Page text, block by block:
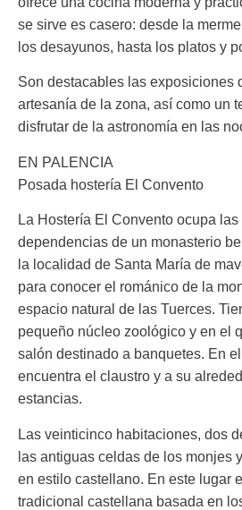
se sirve es casero: desde la
los desayunos, hasta los platos y
Son destacables las exposiciones
artesanía de la zona, así como un
disfrutar de la astronomía en las
EN PALENCIA
Posada hostería El Convento
La Hostería El Convento ocupa
dependencias de un monasterio
la localidad de Santa María de
para conocer el románico de la
espacio natural de las Tuerces.
pequeño núcleo zoológico y en el
salón destinado a banquetes. En
encuentra el claustro y a su
estancias.
Las veinticinco habitaciones, dos
las antiguas celdas de los monjes
en estilo castellano. En este lugar
tradicional castellana basada en